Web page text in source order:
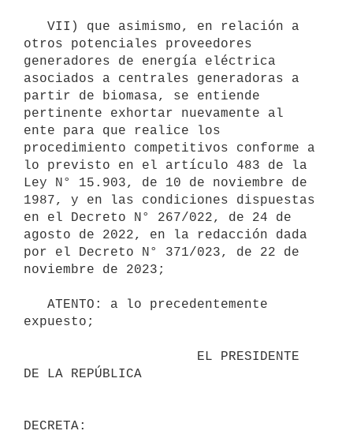
otros potenciales proveedores
generadores de energía eléctrica
asociados a centrales generadoras a
partir de biomasa, se entiende
pertinente exhortar nuevamente al
ente para que realice los
procedimiento competitivos conforme a
lo previsto en el artículo 483 de la
Ley N° 15.903, de 10 de noviembre de
1987, y en las condiciones dispuestas
en el Decreto N° 267/022, de 24 de
agosto de 2022, en la redacción dada
por el Decreto N° 371/023, de 22 de
noviembre de 2023;
expuesto;
DE LA REPÚBLICA